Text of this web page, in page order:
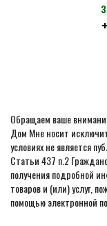
Обращаем ваше
Дом Мне носит
условиях не является
Статьи 437 п.2
получения подробной
товаров и (или) услуг,
помощью электронной